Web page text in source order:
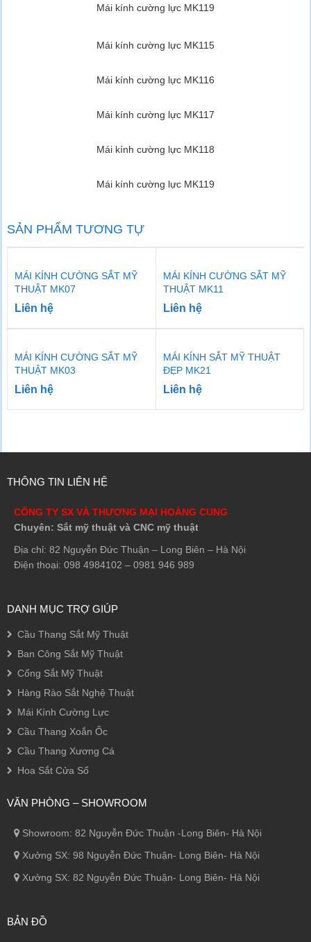
Mái kính cường lực MK119
Mái kính cường lực MK115
Mái kính cường lực MK116
Mái kính cường lực MK117
Mái kính cường lực MK118
Mái kính cường lực MK119
SẢN PHẨM TƯƠNG TỰ
MÁI KÍNH CƯỜNG SẮT MỸ
THUẬT MK07
Liên hệ
MÁI KÍNH CƯỜNG SẮT MỸ
THUẬT MK11
Liên hệ
MÁI KÍNH CƯỜNG SẮT MỸ
THUẬT MK03
Liên hệ
MÁI KÍNH SẮT MỸ THUẬT
ĐẸP MK21
Liên hệ
THÔNG TIN LIÊN HỆ
CÔNG TY SX VÀ THƯƠNG MẠI HOÀNG CUNG
Chuyên: Sắt mỹ thuật và CNC mỹ thuật
Địa chỉ: 82 Nguyễn Đức Thuận – Long Biên – Hà Nội
Điện thoại: 098 4984102 – 0981 946 989
DANH MỤC TRỢ GIÚP
Cầu Thang Sắt Mỹ Thuật
Ban Công Sắt Mỹ Thuật
Cổng Sắt Mỹ Thuật
Hàng Rào Sắt Nghệ Thuật
Mái Kính Cường Lực
Cầu Thang Xoắn Ốc
Cầu Thang Xương Cá
Hoa Sắt Cửa Sổ
VĂN PHÒNG – SHOWROOM
Showroom: 82 Nguyễn Đức Thuận -Long Biên- Hà Nội
Xưởng SX: 98 Nguyễn Đức Thuận- Long Biên- Hà Nội
Xưởng SX: 82 Nguyễn Đức Thuận- Long Biên- Hà Nội
BẢN ĐỒ